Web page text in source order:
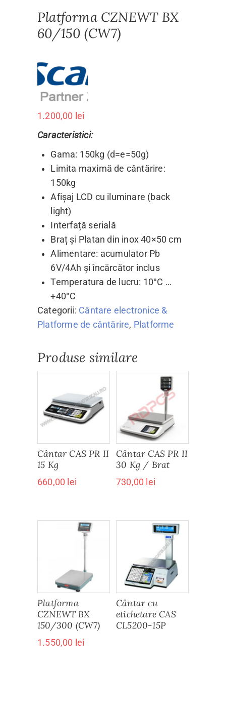
Platforma CZNEWT BX
60/150 (CW7)
1.200,00 lei
Caracteristici:
Gama: 150kg (d=e=50g)
Limita maximă de cântărire:
150kg
Afișaj LCD cu iluminare (back
light)
Interfață serială
Braț și Platan din inox 40×50 cm
Alimentare: acumulator Pb
6V/4Ah și încărcător inclus
Temperatura de lucru: 10°C …
+40°C
Categorii: Cântare electronice &
Platforme de cântărire, Platforme
Produse similare
Cântar CAS PR II
15 Kg
660,00 lei
Cântar CAS PR II
30 Kg / Brat
730,00 lei
Platforma
CZNEWT BX
150/300 (CW7)
1.550,00 lei
Cântar cu
etichetare CAS
CL5200-15P